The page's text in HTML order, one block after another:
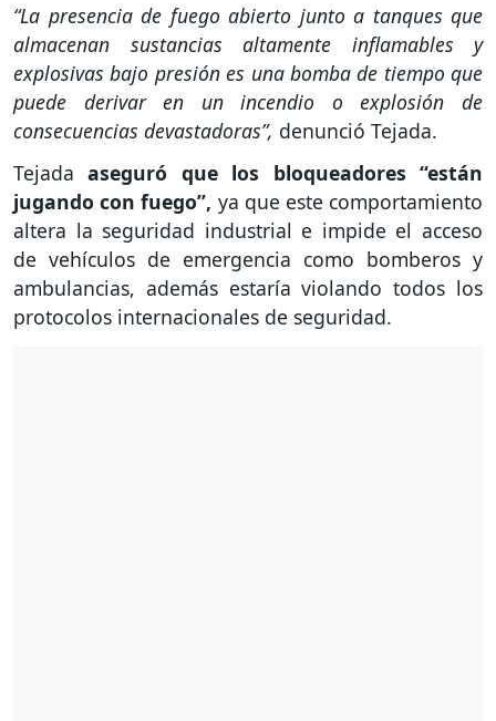
“La presencia de fuego abierto junto a tanques que
almacenan sustancias altamente inflamables y
explosivas bajo presión es una bomba de tiempo que
puede derivar en un incendio o explosión de
consecuencias devastadoras”, denunció Tejada.
Tejadaaseguró que los bloqueadores “están
jugando con fuego”, ya que este comportamiento
altera la seguridad industrial e impide el acceso
de vehículos de emergencia como bomberos y
ambulancias, además estaría violando todos los
protocolos internacionales de seguridad.